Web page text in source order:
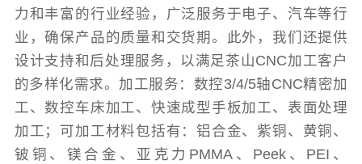
力和丰富的行业经验，广泛服务于电子、汽车等行
业，确保产品的质量和交货期。此外，我们还提供
设计支持和后处理服务，以满足茶山CNC加工客户
的多样化需求。加工服务：数控3/4/5轴CNC精密加
工、数控车床加工、快速成型手板加工、表面处理
加工；可加工材料包括有：铝合金、紫铜、黄铜、
铍铜、镁合金、亚克力PMMA、Peek、PEI、